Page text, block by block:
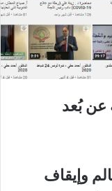
عن بُعد
وإيقاف